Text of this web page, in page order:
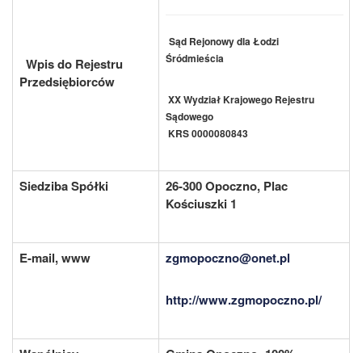
Wpis do Rejestru
Przedsiębiorców
Sąd Rejonowy dla Łodzi
Śródmieścia
XX Wydział Krajowego Rejestru
Sądowego
KRS 0000080843
Siedziba Spółki
26-300 Opoczno, Plac
Kościuszki 1
E-mail, www zgmopoczno@onet.pl
http://www.zgmopoczno.pl/